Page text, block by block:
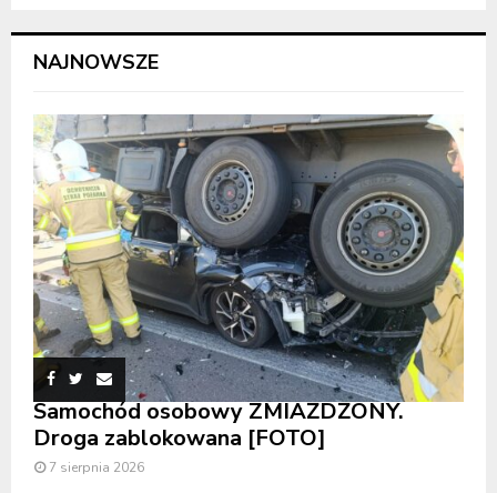
NAJNOWSZE
Samochód osobowy ZMIAŻDŻONY.
Droga zablokowana [FOTO]
7 sierpnia 2026